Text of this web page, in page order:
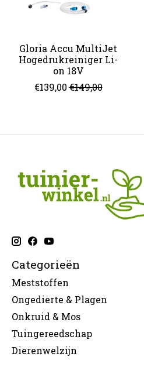
Gloria Accu MultiJet
Hogedrukreiniger Li-
on 18V
€139,00 €149,00
Categorieën
Meststoffen
Ongedierte & Plagen
Onkruid & Mos
Tuingereedschap
Dierenwelzijn